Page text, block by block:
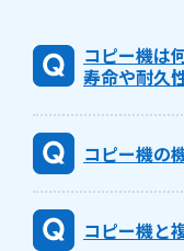
コピー機は
寿命や耐久
コピー機の
コピー機と